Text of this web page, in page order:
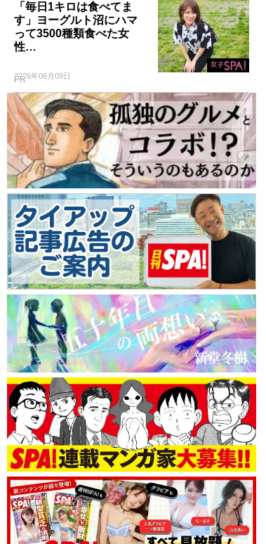
「毎日1キロは食べてま
す」ヨーグルト沼にハマ
って3500種類食べた女
性…
2026年06月09日
PR